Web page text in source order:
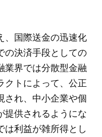
、国際送金の迅速化
の決済手段としての
業界では分散型金融
クトによって、公正
され、中小企業や個
提供されるようにな
は利益が雑所得とし